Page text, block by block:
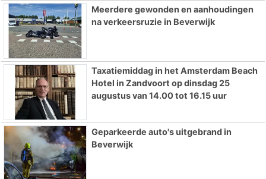
Meerdere gewonden en aanhoudingen
na verkeersruzie in Beverwijk
Taxatiemiddag in het Amsterdam Beach
Hotel in Zandvoort op dinsdag 25
augustus van 14.00 tot 16.15 uur
Geparkeerde auto's uitgebrand in
Beverwijk